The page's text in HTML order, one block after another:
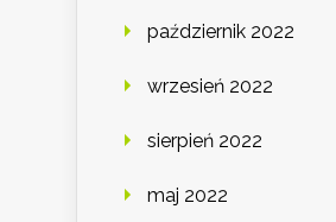
październik 2022
wrzesień 2022
sierpień 2022
maj 2022